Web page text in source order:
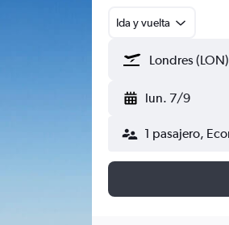
Ida y vuelta
lun. 7/9
1 pasajero,